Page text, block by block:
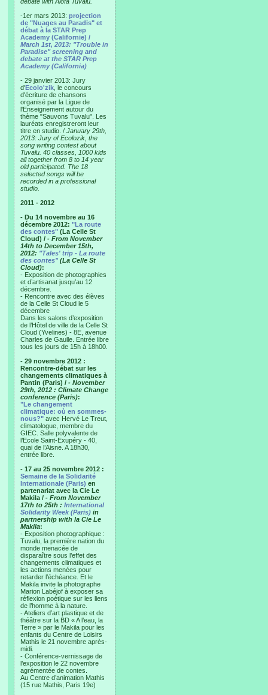
-1er mars 2013: projection
de "Nuages au Paradis" et
débat à la STAR Prep
Academy (Californie) /
March 1st, 2013: "Trouble in
Paradise" screening and
debate at the STAR Prep
Academy (California)
- 29 janvier 2013: Jury
d'Ecolo'zik , le concours
d'écriture de chansons
organisé par la Ligue de
l'Enseignement autour du
thème "Sauvons Tuvalu". Les
lauréats enregistreront leur
titre en studio. / January 29th,
2013: Jury of Ecolozik, the
song writing contest about
Tuvalu. 40 classes, 1000 kids
all together from 8 to 14 year
old participated. The 18
selected songs will be
recorded in a professional
studio.
2011 - 2012
- Du 14 novembre au 16
décembre 2012: "La route
des contes" (La Celle St
Cloud) / - From November
14th to December 15th,
2012: "Tales' trip - La route
des contes"(La Celle St
Cloud):
- Exposition de photographies
et d’artisanat jusqu’au 12
décembre.
- Rencontre avec des élèves
de la Celle St Cloud le 5
décembre
Dans les salons d’exposition
de l’Hôtel de ville de la Celle St
Cloud (Yvelines) - 8E, avenue
Charles de Gaulle. Entrée libre
tous les jours de 15h à 18h00.
- 29 novembre 2012 :
Rencontre-débat sur les
changements climatiques à
Pantin (Paris) / - November
29th, 2012 : Climate Change
conference (Paris):
"Le changement
climatique: où en sommes-
nous?" avec Hervé Le Treut,
climatologue, membre du
GIEC. Salle polyvalente de
l’Ecole Saint-Exupéry - 40,
quai de l’Aisne. A 18h30,
entrée libre.
- 17 au 25 novembre 2012 :
Semaine de la Solidarité
Internationale (Paris) en
partenariat avec la Cie Le
Makila / - From November
17th to 25th : International
Solidarity Week (Paris) in
partnership with la Cie Le
Makila:
- Exposition photographique :
Tuvalu, la première nation du
monde menacée de
disparaître sous l’effet des
changements climatiques et
les actions menées pour
retarder l’échéance. Et le
Makila invite la photographe
Marion Labéjof à exposer sa
réflexion poétique sur les liens
de l’homme à la nature.
- Ateliers d’art plastique et de
théâtre sur la BD « A l’eau, la
Terre » par le Makila pour les
enfants du Centre de Loisirs
Mathis le 21 novembre après-
midi.
- Conférence-vernissage de
l’exposition le 22 novembre
agrémentée de contes.
Au Centre d’animation Mathis
(15 rue Mathis, Paris 19e)